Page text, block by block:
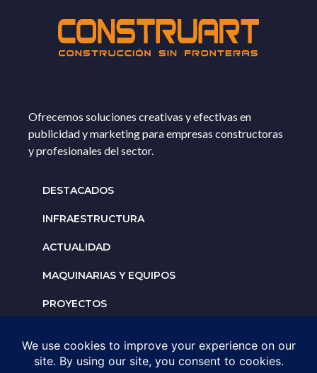
Ofrecemos soluciones creativas y efectivas en
publicidad y marketing para empresas constructoras
y profesionales del sector.
DESTACADOS
INFRAESTRUCTURA
ACTUALIDAD
MAQUINARIAS Y EQUIPOS
PROYECTOS
Solicita un espacio para